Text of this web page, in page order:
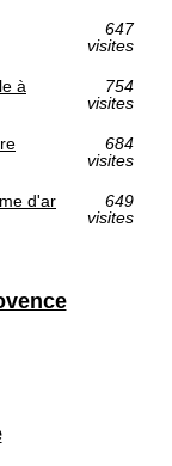
647
visites
à
754
visites
684
visites
d'ar
649
visites